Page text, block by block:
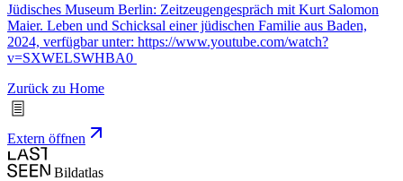
Jüdisches Museum Berlin: Zeitzeugen­gespräch mit Kurt Salomon
Maier. Leben und Schicksal einer jüdischen Familie aus Baden,
2024, verfügbar unter: https://www.youtube.com/watch?
v=SXWELSWHBA0
Zurück zu Home
Extern öffnen
Bildatlas